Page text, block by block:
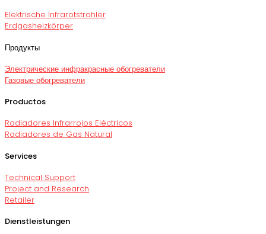
Elektrische Infrarotstrahler
Erdgasheizkörper
Продукты
Электрические инфракрасные обогреватели
Газовые обогреватели
Productos
Radiadores Infrarrojos Eléctricos
Radiadores de Gas Natural
Services
Technical Support
Project and Research
Retailer
Dienstleistungen